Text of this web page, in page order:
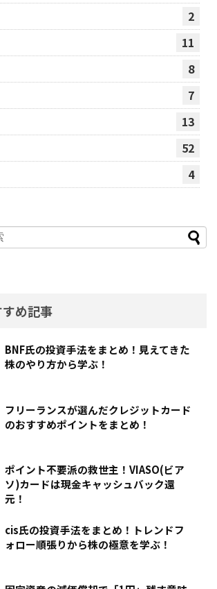
2
11
8
7
13
52
4
め記事
BNF氏の投資手法をまとめ！見えてきた
株のやり方から学ぶ！
フリーランスが選んだクレジットカード
のおすすめポイントをまとめ！
ポイント不要派の救世主！VIASO(ビア
ソ)カードは現金キャッシュバック還
元！
cis氏の投資手法をまとめ！トレンドフ
ォロー順張りから株の極意を学ぶ！